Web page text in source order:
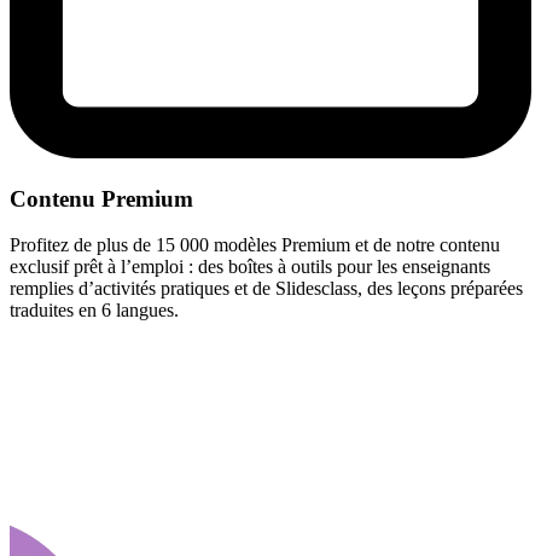
Contenu Premium
Profitez de plus de 15 000 modèles Premium et de notre contenu
exclusif prêt à l’emploi : des boîtes à outils pour les enseignants
remplies d’activités pratiques et de Slidesclass, des leçons préparées
traduites en 6 langues.